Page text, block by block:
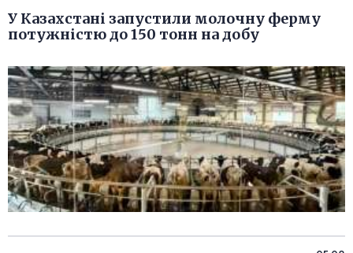
У Казахстані запустили молочну ферму
потужністю до 150 тонн на добу